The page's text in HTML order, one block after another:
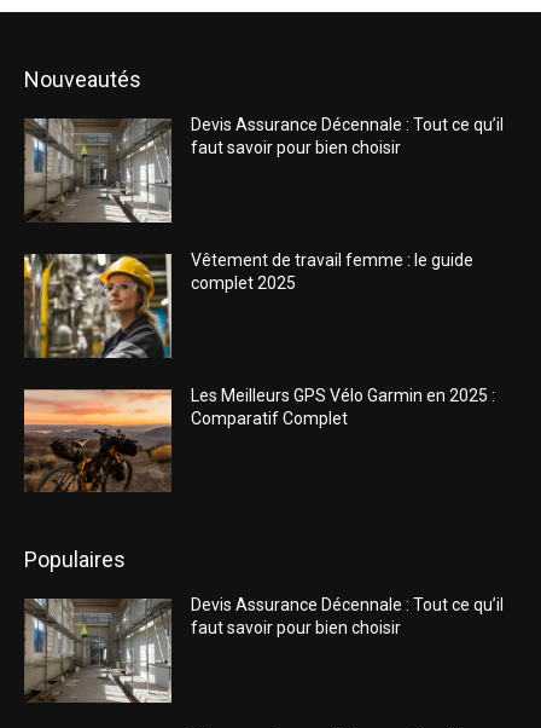
Nouveautés
Devis Assurance Décennale : Tout ce qu’il
faut savoir pour bien choisir
Vêtement de travail femme : le guide
complet 2025
Les Meilleurs GPS Vélo Garmin en 2025 :
Comparatif Complet
Populaires
Devis Assurance Décennale : Tout ce qu’il
faut savoir pour bien choisir